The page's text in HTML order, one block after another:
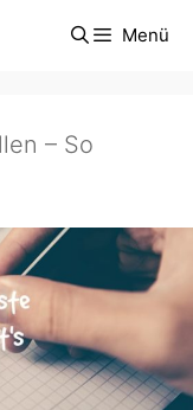
Menü
– So